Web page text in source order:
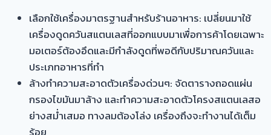
เลือกใช้เครื่องมาตรฐานสำหรับร้านอาหาร: เปลี่ยนมาใช้
เครื่องดูดควันสแตนเลสที่ออกแบบมาเพื่อการค้าโดยเฉพาะ
มอเตอร์ต้องอึดและมีกำลังดูดที่พอดีกับปริมาณควันและ
ประเภทอาหารที่ทำ
ล้างทำความสะอาดตัวเครื่องด่วนๆ: จัดตารางถอดแผ่น
กรองไขมันมาล้าง และทำความสะอาดตัวโครงสแตนเลสอ
ย่างสม่ำเสมอ ทางลมต้องโล่ง เครื่องถึงจะทำงานได้เต็ม